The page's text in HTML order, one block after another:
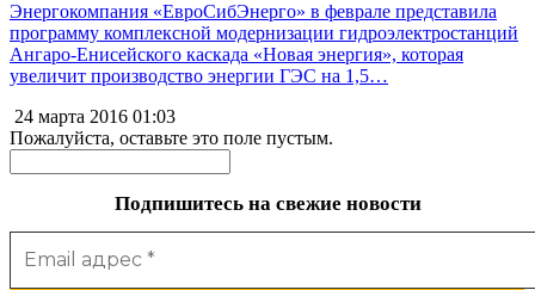
Энергокомпания «ЕвроСибЭнерго» в феврале представила
программу комплексной модернизации гидроэлектростанций
Ангаро-Енисейского каскада «Новая энергия», которая
увеличит производство энергии ГЭС на 1,5…
24 марта 2016 01:03
Пожалуйста, оставьте это поле пустым.
Подпишитесь на свежие новости